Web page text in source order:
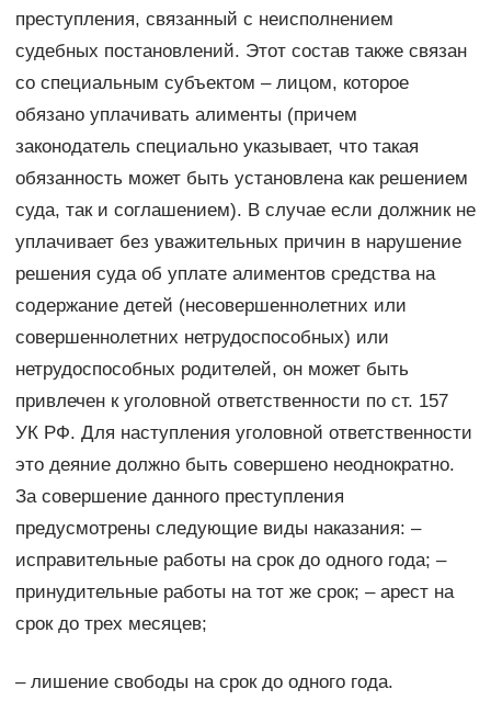
преступления, связанный с неисполнением
судебных постановлений. Этот состав также связан
со специальным субъектом – лицом, которое
обязано уплачивать алименты (причем
законодатель специально указывает, что такая
обязанность может быть установлена как решением
суда, так и соглашением). В случае если должник не
уплачивает без уважительных причин в нарушение
решения суда об уплате алиментов средства на
содержание детей (несовершеннолетних или
совершеннолетних нетрудоспособных) или
нетрудоспособных родителей, он может быть
привлечен к уголовной ответственности по ст. 157
УК РФ. Для наступления уголовной ответственности
это деяние должно быть совершено неоднократно.
За совершение данного преступления
предусмотрены следующие виды наказания: –
исправительные работы на срок до одного года; –
принудительные работы на тот же срок; – арест на
срок до трех месяцев;
– лишение свободы на срок до одного года.